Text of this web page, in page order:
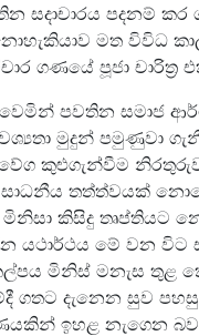
සදාචාරය පදනම් කර
මත විවිධ
ගණයේ පූජා චාරිත්‍ර
පවතින සමාජ
මුදුන් පමුණුවා
කුළුගැන්වීම
තත්ත්වයක්
මිනිසා කිසිදු
යථාර්ථය මේ වන විට
මිනිස් මනැස තුළ
ගතට දැනෙන සුව
ඉහළ නැගෙන